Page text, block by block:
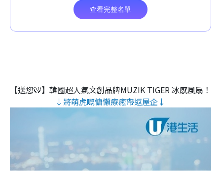
【送您🐯】韓國超人氣文創品牌MUZIK TIGER 冰感風扇！
↓將萌虎嘅慵懶療癒帶返屋企↓